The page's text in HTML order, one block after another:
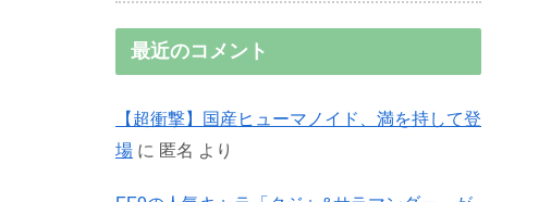
最近のコメント
【超衝撃】国産ヒューマノイド、満を持して登
場 に 匿名 より